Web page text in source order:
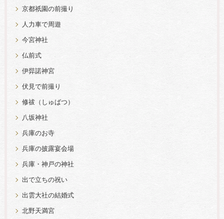
京都祇園の前撮り
人力車で周遊
今宮神社
仏前式
伊弉諾神宮
伏見で前撮り
修祓（しゅばつ）
八坂神社
兵庫のお寺
兵庫の披露宴会場
兵庫・神戸の神社
出で立ちの祝い
出雲大社の結婚式
北野天満宮